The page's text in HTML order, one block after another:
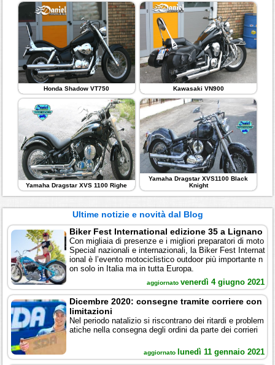
Honda Shadow VT750 Kawasaki VN900
Yamaha Dragstar XVS 1100 Righe
Yamaha Dragstar XVS1100 Black
Knight
Ultime notizie e novità dal Blog
Biker Fest International edizione 35 a Lignano
Con migliaia di presenze e i migliori preparatori di moto
Special nazionali e internazionali, la Biker Fest Internat
ional è l’evento motociclistico outdoor più importante n
on solo in Italia ma in tutta Europa.
aggiornato venerdì 4 giugno 2021
Dicembre 2020: consegne tramite corriere con
limitazioni
Nel periodo natalizio si riscontrano dei ritardi e problem
atiche nella consegna degli ordini da parte dei corrieri
aggiornato lunedì 11 gennaio 2021